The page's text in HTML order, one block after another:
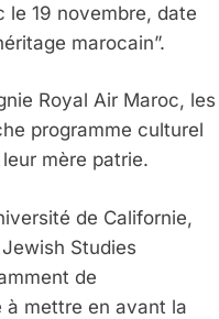
le 19 novembre, date
marocain”.
Royal Air Maroc, les
programme culturel
mère patrie.
de Californie,
Studies
de
à mettre en avant la